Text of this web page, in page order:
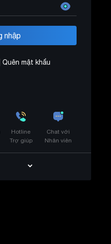
Quên mật khẩu
Hotline
Trợ giúp
Chat với
Nhân viên